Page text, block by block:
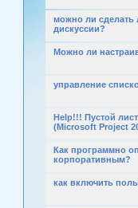
можно ли сделать
дискуссии?
Можно ли
управление
Help!!! Пустой
(Microsoft Project
Как программно
корпоративным?
как включить